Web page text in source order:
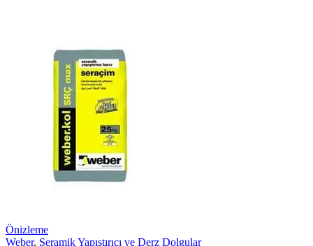
Önizleme
Weber, Seramik Yapıştırıcı ve Derz Dolgular